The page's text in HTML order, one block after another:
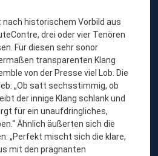
historischem Vorbild aus
drei oder vier Tenören
Für diesen sehr sonor
transparenten Klang
von der Presse viel Lob. Die
„Ob satt sechsstimmig, ob
der innige Klang schlank und
für ein unaufdringliches,
Ähnlich äußerten sich die
„Perfekt mischt sich die klare,
mit den prägnanten